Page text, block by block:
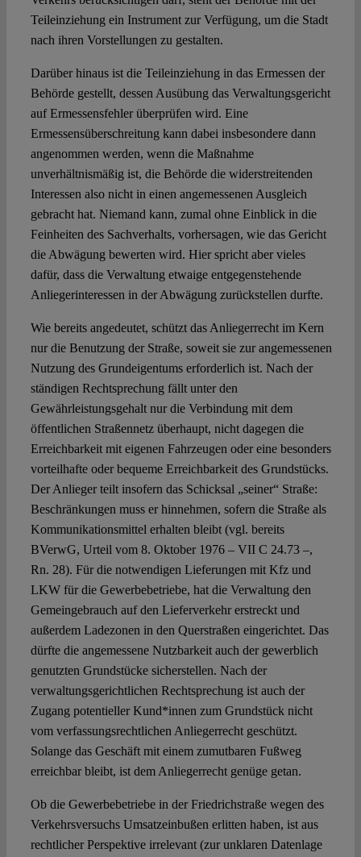
Teileinziehung ein Instrument zur Verfügung, um die Stadt
nach ihren Vorstellungen zu gestalten.
Darüber hinaus ist die Teileinziehung in das Ermessen der
Behörde gestellt, dessen Ausübung das Verwaltungsgericht
auf Ermessensfehler überprüfen wird. Eine
Ermessensüberschreitung kann dabei insbesondere dann
angenommen werden, wenn die Maßnahme
unverhältnismäßig ist, die Behörde die widerstreitenden
Interessen also nicht in einen angemessenen Ausgleich
gebracht hat. Niemand kann, zumal ohne Einblick in die
Feinheiten des Sachverhalts, vorhersagen, wie das Gericht
die Abwägung bewerten wird. Hier spricht aber vieles
dafür, dass die Verwaltung etwaige entgegenstehende
Anliegerinteressen in der Abwägung zurückstellen durfte.
Wie bereits angedeutet, schützt das Anliegerrecht im Kern
nur die Benutzung der Straße, soweit sie zur angemessenen
Nutzung des Grundeigentums erforderlich ist. Nach der
ständigen Rechtsprechung fällt unter den
Gewährleistungsgehalt nur die Verbindung mit dem
öffentlichen Straßennetz überhaupt, nicht dagegen die
Erreichbarkeit mit eigenen Fahrzeugen oder eine besonders
vorteilhafte oder bequeme Erreichbarkeit des Grundstücks.
Der Anlieger teilt insofern das Schicksal „seiner“ Straße:
Beschränkungen muss er hinnehmen, sofern die Straße als
Kommunikationsmittel erhalten bleibt (vgl. bereits
BVerwG, Urteil vom 8. Oktober 1976 – VII C 24.73 –,
Rn. 28). Für die notwendigen Lieferungen mit Kfz und
LKW für die Gewerbebetriebe, hat die Verwaltung den
Gemeingebrauch auf den Lieferverkehr erstreckt und
außerdem Ladezonen in den Querstraßen eingerichtet. Das
dürfte die angemessene Nutzbarkeit auch der gewerblich
genutzten Grundstücke sicherstellen. Nach der
verwaltungsgerichtlichen Rechtsprechung ist auch der
Zugang potentieller Kund*innen zum Grundstück nicht
vom verfassungsrechtlichen Anliegerrecht geschützt.
Solange das Geschäft mit einem zumutbaren Fußweg
erreichbar bleibt, ist dem Anliegerrecht genüge getan.
Ob die Gewerbebetriebe in der Friedrichstraße wegen des
Verkehrsversuchs Umsatzeinbußen erlitten haben, ist aus
rechtlicher Perspektive irrelevant (zur unklaren Datenlage